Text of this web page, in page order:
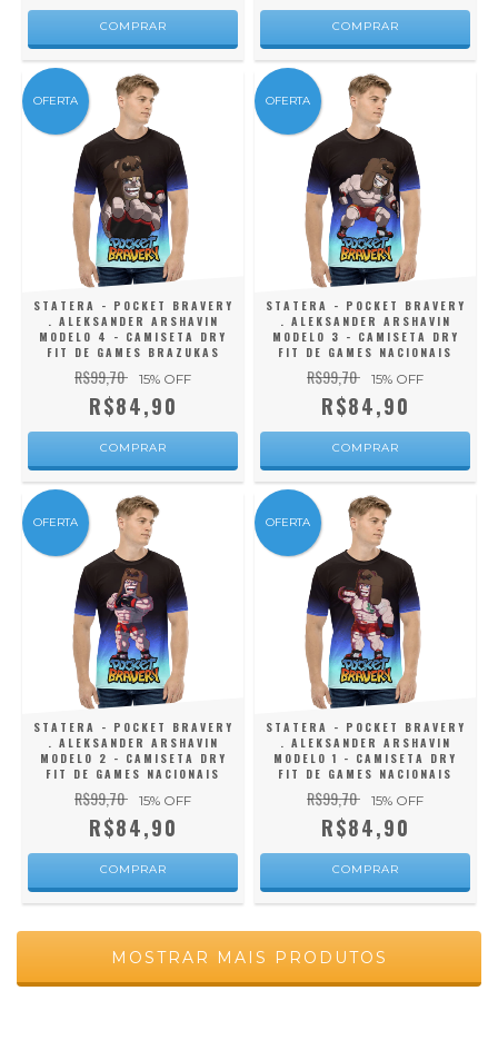
COMPRAR COMPRAR
OFERTA
STATERA - POCKET BRAVERY
. ALEKSANDER ARSHAVIN
MODELO 4 - CAMISETA DRY
FIT DE GAMES BRAZUKAS
R$99,70 15% OFF
R$84,90
COMPRAR
OFERTA
STATERA - POCKET BRAVERY
. ALEKSANDER ARSHAVIN
MODELO 3 - CAMISETA DRY
FIT DE GAMES NACIONAIS
R$99,70 15% OFF
R$84,90
COMPRAR
OFERTA
STATERA - POCKET BRAVERY
. ALEKSANDER ARSHAVIN
MODELO 2 - CAMISETA DRY
FIT DE GAMES NACIONAIS
R$99,70 15% OFF
R$84,90
COMPRAR
OFERTA
STATERA - POCKET BRAVERY
. ALEKSANDER ARSHAVIN
MODELO 1 - CAMISETA DRY
FIT DE GAMES NACIONAIS
R$99,70 15% OFF
R$84,90
COMPRAR
MOSTRAR MAIS PRODUTOS